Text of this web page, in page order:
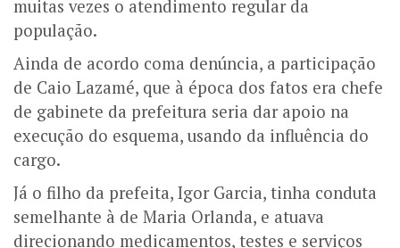
muitas vezes o atendimento regular da
população.
Ainda de acordo coma denúncia, a participação
de Caio Lazamé, que à época dos fatos era chefe
de gabinete da prefeitura seria dar apoio na
execução do esquema, usando da influência do
cargo.
Já o filho da prefeita, Igor Garcia, tinha conduta
semelhante à de Maria Orlanda, e atuava
direcionando medicamentos, testes e serviços